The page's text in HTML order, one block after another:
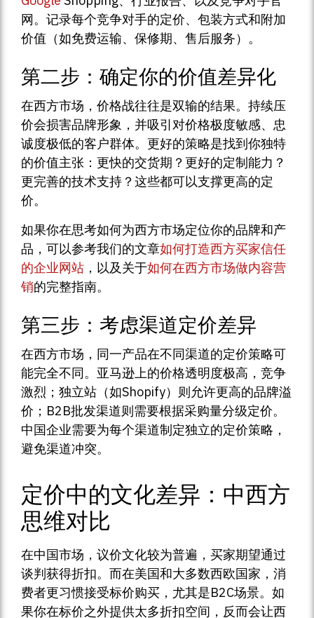
网。记录每个竞争对手的定价、包装方式和附加
价值（如免费运输、保修期、售后服务）。
第二步：确定你的价值差异化
在西方市场，价格战往往是双输的结果。持续压
价会损害品牌形象，并吸引对价格极度敏感、忠
诚度极低的客户群体。更好的策略是找到你独特
的价值主张：更快的交货期？更好的定制能力？
更完善的技术支持？这些都可以支撑更高的定
价。
如果你在思考如何为西方市场定位你的品牌和产
品，可以参考我们的文章如何打造西方买家信任
的企业网站 ，以及关于如何在西方市场做内容营
销的完整指南。
第三步：考虑渠道定价差异
在西方市场，同一产品在不同渠道的定价策略可
能完全不同。亚马逊上的价格透明度极高，竞争
激烈；独立站（如Shopify）则允许更高的品牌溢
价；B2B批发渠道则需要根据采购量分级定价。
中国企业需要为每个渠道制定独立的定价策略，
避免渠道冲突。
定价中的文化差异：中西方
思维对比
在中国市场，议价文化较为普遍，买家期望通过
谈判获得折扣。而在美国和大多数西欧国家，消
费者更习惯接受标价购买，尤其是B2C场景。如
果你在标价之外提供太多折扣空间，反而会让西